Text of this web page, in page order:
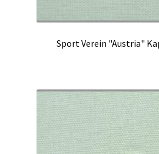
Sport Verein "Austria"